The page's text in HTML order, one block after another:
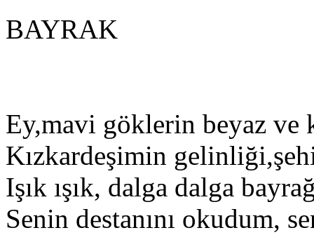
BAYRAK
Ey,mavi göklerin beyaz ve
Kızkardeşimin
Işık ışık, dalga dalga
Senin destanını okudum,